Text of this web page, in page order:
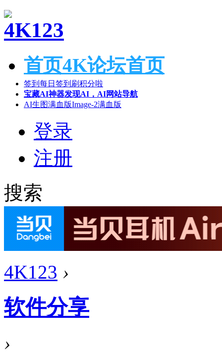
首页4K论坛首页
签到 每日签到刷积分啦
宝藏AI神器发现AI，AI网站导航
AI生图满血版Image-2满血版
登录
注册
搜索
4K123 ›
软件分享
›